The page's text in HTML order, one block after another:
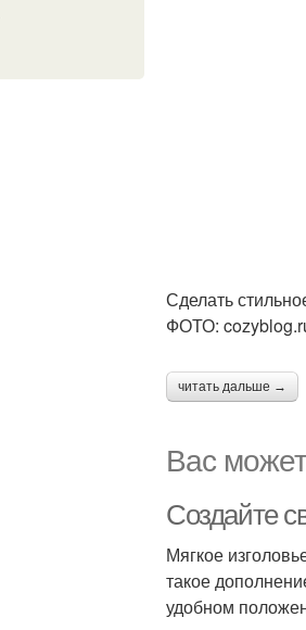
Сделать
ФОТО:
читать дальше →
Вас
Создайте
Мягкое
такое
удобном